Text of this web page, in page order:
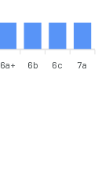
6a+ 6b 6c 7a